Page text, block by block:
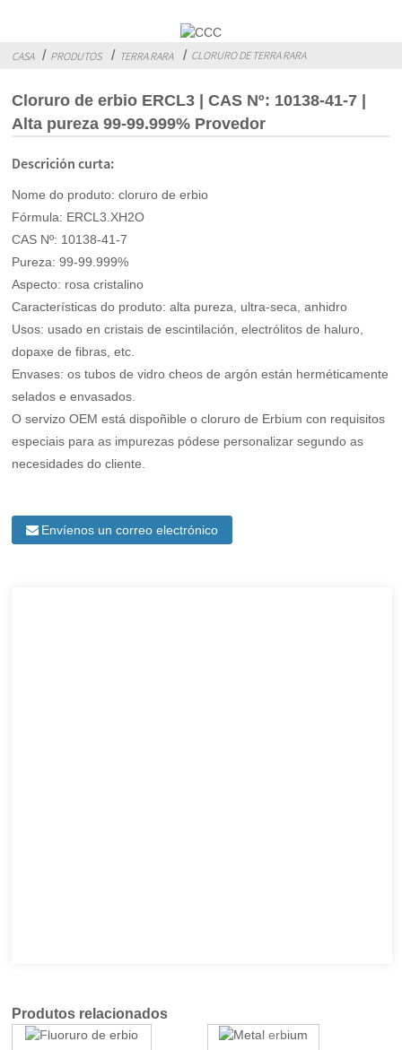
CASA PRODUTOS TERRA RARA CLORURO DE TERRA RARA
Cloruro de erbio ERCL3 | CAS Nº: 10138-41-7 |
Alta pureza 99-99.999% Provedor
Descrición curta:
Nome do produto: cloruro de erbio
Fórmula: ERCL3.XH2O
CAS Nº: 10138-41-7
Pureza: 99-99.999%
Aspecto: rosa cristalino
Características do produto: alta pureza, ultra-seca, anhidro
Usos: usado en cristais de escintilación, electrólitos de haluro,
dopaxe de fibras, etc.
Envases: os tubos de vidro cheos de argón están herméticamente
selados e envasados.
O servizo OEM está dispoñible o cloruro de Erbium con requisitos
especiais para as impurezas pódese personalizar segundo as
necesidades do cliente.
Envíenos un correo electrónico
Produtos relacionados